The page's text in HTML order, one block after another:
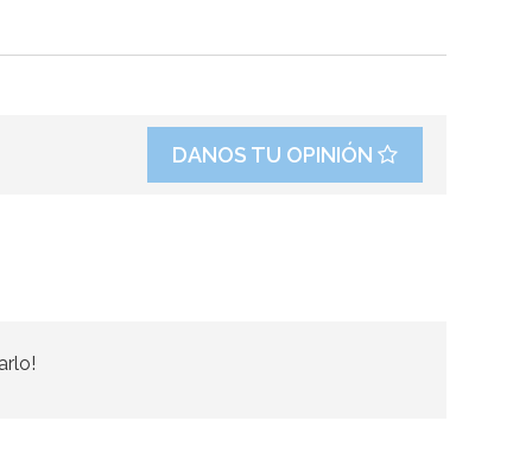
DANOS TU OPINIÓN